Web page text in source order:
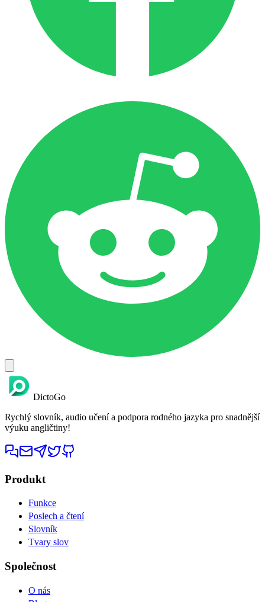
DictoGo
Rychlý slovník, audio učení a podpora rodného jazyka pro snadnější
výuku angličtiny!
Produkt
Funkce
Poslech a čtení
Slovník
Tvary slov
Společnost
O nás